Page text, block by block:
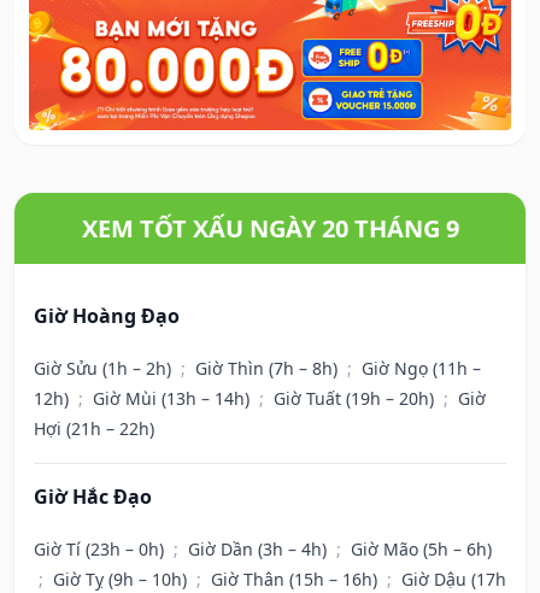
XEM TỐT XẤU NGÀY 20 THÁNG 9
Giờ Hoàng Đạo
Giờ Sửu (1h – 2h) ; Giờ Thìn (7h – 8h) ; Giờ Ngọ (11h –
12h) ; Giờ Mùi (13h – 14h) ; Giờ Tuất (19h – 20h) ; Giờ
Hợi (21h – 22h)
Giờ Hắc Đạo
Giờ Tí (23h – 0h) ; Giờ Dần (3h – 4h) ; Giờ Mão (5h – 6h)
; Giờ Tỵ (9h – 10h) ; Giờ Thân (15h – 16h) ; Giờ Dậu (17h